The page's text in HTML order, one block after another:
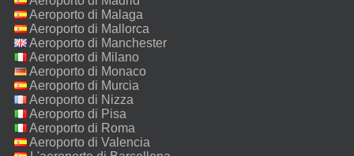
Aeroporto di Malaga
Aeroporto di Mallorca
Aeroporto di Manchester
Aeroporto di Milano
Malpensa
Aeroporto di Monaco
Aeroporto di Murcia
Aeroporto di Nizza
Aeroporto di Pisa
Aeroporto di Roma
Fiumicino
Aeroporto di Valencia